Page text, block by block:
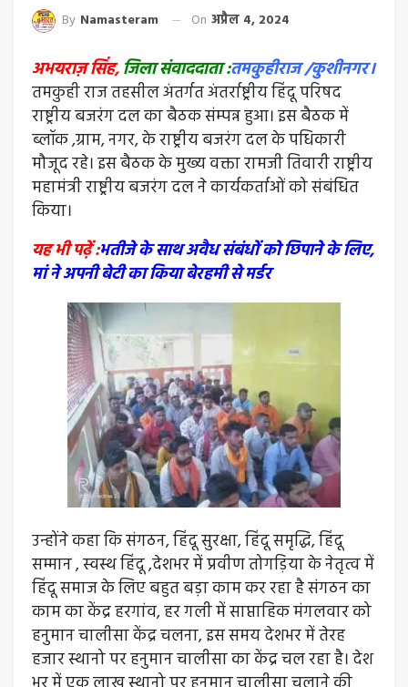
By Namasteram On अप्रैल 4, 2024
अभयराज़ सिंह,जिला संवाददाता :तमकुहीराज /कुशीनगर।
तमकुही राज तहसील अंतर्गत अंतर्राष्ट्रीय हिंदू परिषद
राष्ट्रीय बजरंग दल का बैठक संम्पन्न हुआ। इस बैठक में
ब्लॉक ,ग्राम, नगर, के राष्ट्रीय बजरंग दल के पधिकारी
मौजूद रहे। इस बैठक के मुख्य वक्ता रामजी तिवारी राष्ट्रीय
महामंत्री राष्ट्रीय बजरंग दल ने कार्यकर्ताओं को संबंधित
किया।
यह भी पढ़ें :भतीजे के साथ अवैध संबंधों को छिपाने के लिए,
मां ने अपनी बेटी का किया बेरहमी से मर्डर
उन्होंने कहा कि संगठन, हिंदू सुरक्षा, हिंदू समृद्धि, हिंदू
सम्मान , स्वस्थ हिंदू ,देशभर में प्रवीण तोगड़िया के नेतृत्व में
हिंदू समाज के लिए बहुत बड़ा काम कर रहा है संगठन का
काम का केंद्र हरगांव, हर गली में साप्ताहिक मंगलवार को
हनुमान चालीसा केंद्र चलना, इस समय देशभर में तेरह
हजार स्थानो पर हनुमान चालीसा का केंद्र चल रहा है। देश